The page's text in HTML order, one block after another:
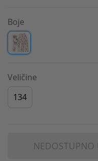
Boje
Veličine
134